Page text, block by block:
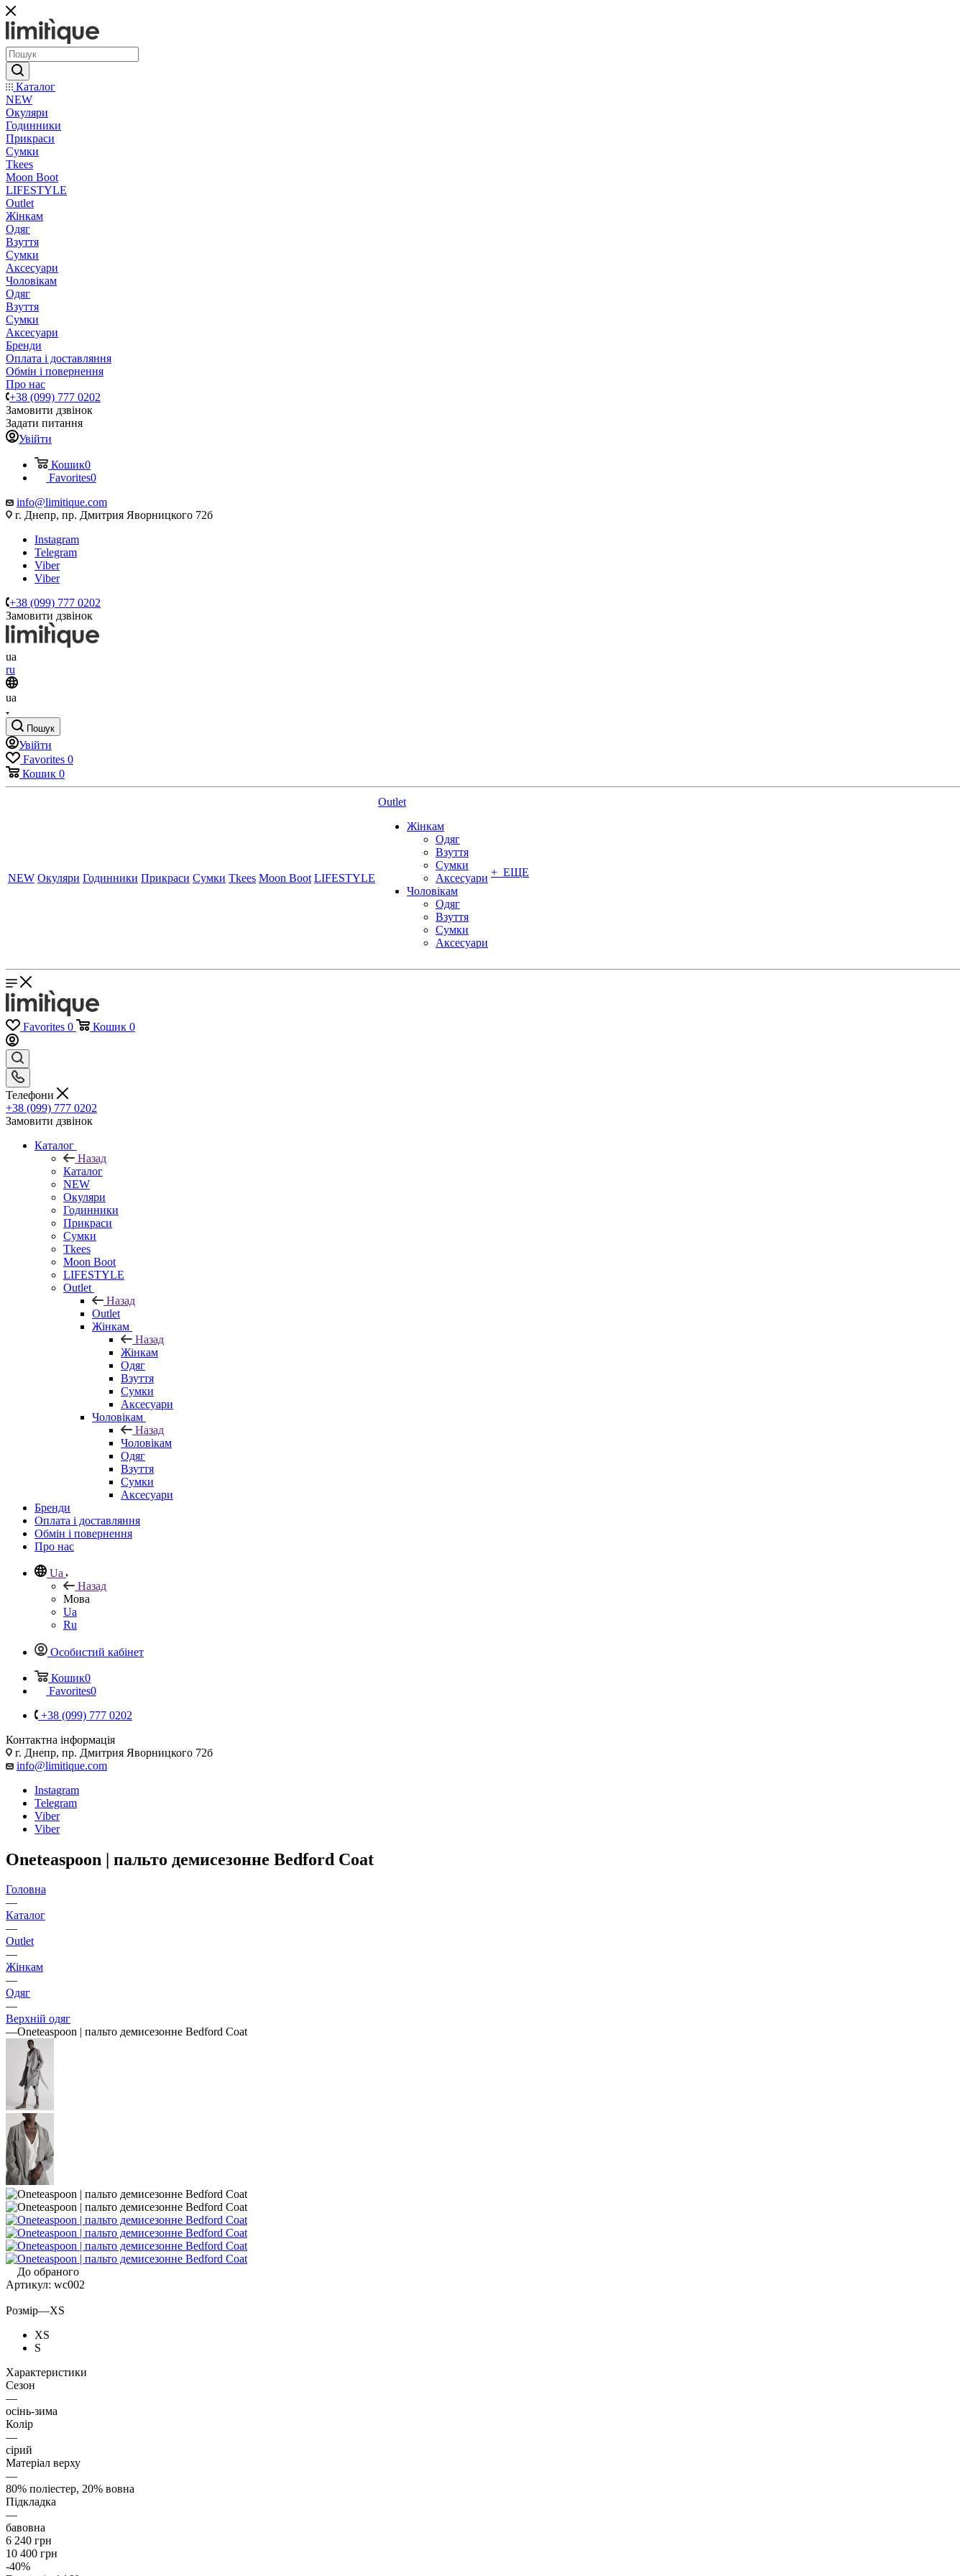
Каталог
NEW
Окуляри
Годинники
Прикраси
Сумки
Tkees
Moon Boot
LIFESTYLE
Outlet
Жінкам
Одяг
Взуття
Сумки
Аксесуари
Чоловікам
Одяг
Взуття
Сумки
Аксесуари
Бренди
Оплата і доставляння
Обмін і повернення
Про нас
+38 (099) 777 0202
Замовити дзвінок
Задати питання
Увійти
Кошик0
Favorites0
info@limitique.com
г. Днепр, пр. Дмитрия Яворницкого 72б
Instagram
Telegram
Viber
Viber
+38 (099) 777 0202
Замовити дзвінок
ua
ru
ua
Пошук
Увійти
Favorites 0
Кошик 0
NEW Окуляри Годинники Прикраси Сумки Tkees Moon Boot LIFESTYLE
Outlet
Жінкам
Одяг
Взуття
Сумки
Аксесуари
Чоловікам
Одяг
Взуття
Сумки
Аксесуари
+ ЕЩЕ
Favorites 0 Кошик 0
Телефони
+38 (099) 777 0202
Замовити дзвінок
Каталог
Назад
Каталог
NEW
Окуляри
Годинники
Прикраси
Сумки
Tkees
Moon Boot
LIFESTYLE
Outlet
Назад
Outlet
Жінкам
Назад
Жінкам
Одяг
Взуття
Сумки
Аксесуари
Чоловікам
Назад
Чоловікам
Одяг
Взуття
Сумки
Аксесуари
Бренди
Оплата і доставляння
Обмін і повернення
Про нас
Ua
Назад
Мова
Ua
Ru
Особистий кабінет
Кошик0
Favorites0
+38 (099) 777 0202
Контактна інформація
г. Днепр, пр. Дмитрия Яворницкого 72б
info@limitique.com
Instagram
Telegram
Viber
Viber
Oneteaspoon | пальто демисезонне Bedford Coat
Головна
—
Каталог
—
Outlet
—
Жінкам
—
Одяг
—
Верхній одяг
—Oneteaspoon | пальто демисезонне Bedford Coat
До обраного
Артикул: wc002
Розмір—XS
XS
S
Характеристики
Сезон
—
осінь-зима
Колір
—
сірий
Матеріал верху
—
80% поліестер, 20% вовна
Підкладка
—
бавовна
6 240 грн
10 400 грн
-40%